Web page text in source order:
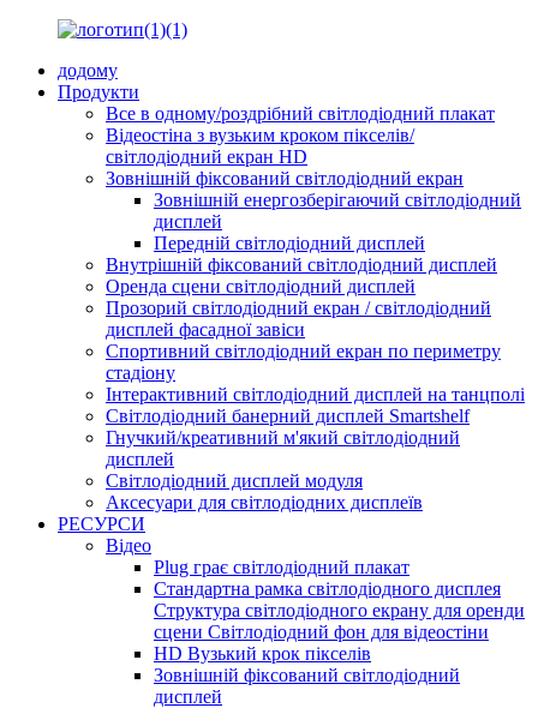
додому
Продукти
Все в одному/роздрібний світлодіодний плакат
Відеостіна з вузьким кроком пікселів/
світлодіодний екран HD
Зовнішній фіксований світлодіодний екран
Зовнішній енергозберігаючий світлодіодний
дисплей
Передній світлодіодний дисплей
Внутрішній фіксований світлодіодний дисплей
Оренда сцени світлодіодний дисплей
Прозорий світлодіодний екран / світлодіодний
дисплей фасадної завіси
Спортивний світлодіодний екран по периметру
стадіону
Інтерактивний світлодіодний дисплей на танцполі
Світлодіодний банерний дисплей Smartshelf
Гнучкий/креативний м'який світлодіодний
дисплей
Світлодіодний дисплей модуля
Аксесуари для світлодіодних дисплеїв
РЕСУРСИ
Відео
Plug грає світлодіодний плакат
Стандартна рамка світлодіодного дисплея
Структура світлодіодного екрану для оренди
сцени Світлодіодний фон для відеостіни
HD Вузький крок пікселів
Зовнішній фіксований світлодіодний
дисплей